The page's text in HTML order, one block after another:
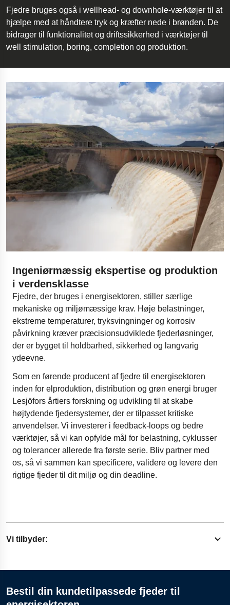
Fjedre bruges også i wellhead- og downhole-værktøjer til at
hjælpe med at håndtere tryk og kræfter nede i brønden. De
bidrager til funktionalitet og driftssikkerhed i værktøjer til
well stimulation, boring, completion og produktion.
Ingeniørmæssig ekspertise og produktion
i verdensklasse
Fjedre, der bruges i energisektoren, stiller særlige
mekaniske og miljømæssige krav. Høje belastninger,
ekstreme temperaturer, tryksvingninger og korrosiv
påvirkning kræver præcisionsudviklede fjederløsninger,
der er bygget til holdbarhed, sikkerhed og langvarig
ydeevne.
Som en førende producent af fjedre til energisektoren
inden for elproduktion, distribution og grøn energi bruger
Lesjöfors årtiers forskning og udvikling til at skabe
højtydende fjedersystemer, der er tilpasset kritiske
anvendelser. Vi investerer i feedback-loops og bedre
værktøjer, så vi kan opfylde mål for belastning, cyklusser
og tolerancer allerede fra første serie. Bliv partner med
os, så vi sammen kan specificere, validere og levere den
rigtige fjeder til dit miljø og din deadline.
Vi tilbyder:
Udvid indhold
inkl. nikkel-, kobolt- og titaniumfamilier.
Bestil din kundetilpassede fjeder til